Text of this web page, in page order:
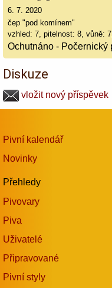
6. 7. 2020
čep "pod komínem"
vzhled: 7, pitelnost: 8, vůně:
Ochutnáno -
Diskuze
vložit nový příspěvek
Pivní kalendář
Novinky
Přehledy
Pivovary
Piva
Uživatelé
Připravované
Pivní styly